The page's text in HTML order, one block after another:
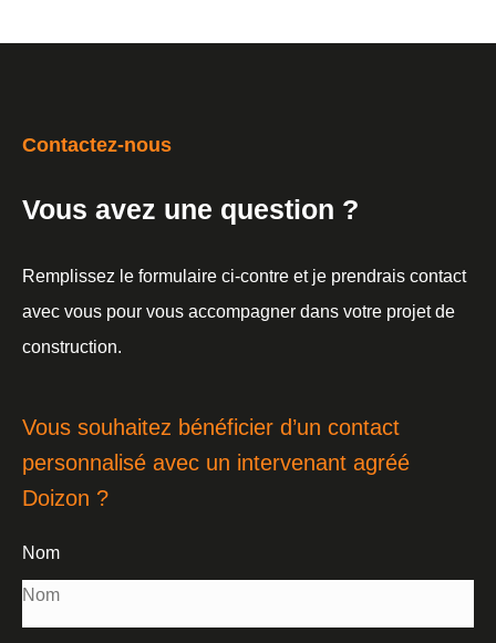
Contactez-nous
Vous avez une question ?
Remplissez le formulaire ci-contre et je prendrais contact
avec vous pour vous accompagner dans votre projet de
construction.
Vous souhaitez bénéficier d’un contact
personnalisé avec un intervenant agréé
Doizon ?
Nom